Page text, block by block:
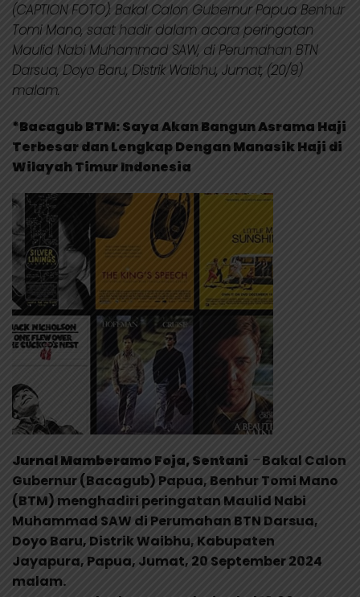
(CAPTION FOTO): Bakal Calon Gubernur Papua Benhur
Tomi Mano, saat hadir dalam acara peringatan
Maulid Nabi Muhammad SAW, di Perumahan BTN
Darsua, Doyo Baru, Distrik Waibhu, Jumat, (20/9)
malam.
*Bacagub BTM: Saya Akan Bangun Asrama Haji
Terbesar dan Lengkap Dengan Manasik Haji di
Wilayah Timur Indonesia
Jurnal Mamberamo Foja, Sentani –Bakal Calon
Gubernur (Bacagub) Papua, Benhur Tomi Mano
(BTM) menghadiri peringatan Maulid Nabi
Muhammad SAW di Perumahan BTN Darsua,
Doyo Baru, Distrik Waibhu, Kabupaten
Jayapura, Papua, Jumat, 20 September 2024
malam.